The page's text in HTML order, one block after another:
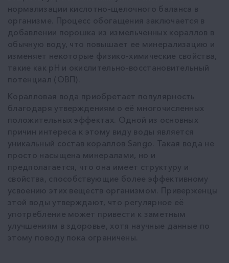
нормализации кислотно-щелочного баланса в
организме. Процесс обогащения заключается в
добавлении порошка из измельченных кораллов в
обычную воду, что повышает ее минерализацию и
изменяет некоторые физико-химические свойства,
такие как pH и окислительно-восстановительный
потенциал (ОВП).
Коралловая вода приобретает популярность
благодаря утверждениям о её многочисленных
положительных эффектах. Одной из основных
причин интереса к этому виду воды является
уникальный состав кораллов Sango. Такая вода не
просто насыщена минералами, но и
предполагается, что она имеет структуру и
свойства, способствующие более эффективному
усвоению этих веществ организмом. Приверженцы
этой воды утверждают, что регулярное её
употребление может привести к заметным
улучшениям в здоровье, хотя научные данные по
этому поводу пока ограничены.